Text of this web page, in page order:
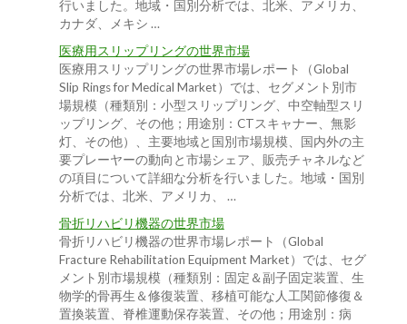
行いました。地域・国別分析では、北米、アメリカ、
カナダ、メキシ …
医療用スリップリングの世界市場
医療用スリップリングの世界市場レポート（Global
Slip Rings for Medical Market）では、セグメント別市
場規模（種類別：小型スリップリング、中空軸型スリ
ップリング、その他；用途別：CTスキャナー、無影
灯、その他）、主要地域と国別市場規模、国内外の主
要プレーヤーの動向と市場シェア、販売チャネルなど
の項目について詳細な分析を行いました。地域・国別
分析では、北米、アメリカ、 …
骨折リハビリ機器の世界市場
骨折リハビリ機器の世界市場レポート（Global
Fracture Rehabilitation Equipment Market）では、セグ
メント別市場規模（種類別：固定＆副子固定装置、生
物学的骨再生＆修復装置、移植可能な人工関節修復＆
置換装置、脊椎運動保存装置、その他；用途別：病